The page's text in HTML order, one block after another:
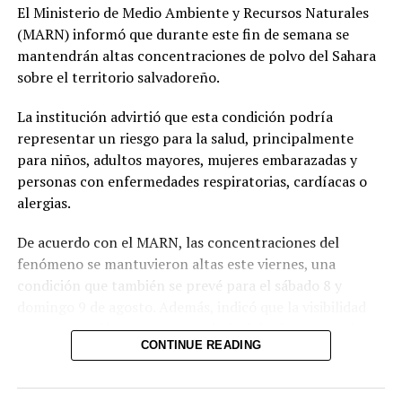
retirada
13 diciembre, 2021
En «Internacionales -
deportes»
RELATED TOPICS:
Al menos 18 muertos y 50 lesionados al volcar un bus de
dos pisos en Hong Kong
Negligencia de unos padres le cuesta la vida a un niño
de siete años
El Ministerio de Medio Ambiente y Recursos Naturales
(MARN) informó que durante este fin de semana se
mantendrán altas concentraciones de polvo del Sahara
sobre el territorio salvadoreño.
La institución advirtió que esta condición podría
representar un riesgo para la salud, principalmente
para niños, adultos mayores, mujeres embarazadas y
personas con enfermedades respiratorias, cardíacas o
alergias.
De acuerdo con el MARN, las concentraciones del
fenómeno se mantuvieron altas este viernes, una
condición que también se prevé para el sábado 8 y
permanecerá brumosa y que el nivel de riesgo para la
Ante este escenario, el MARN recomendó a los grupos
CONTINUE READING